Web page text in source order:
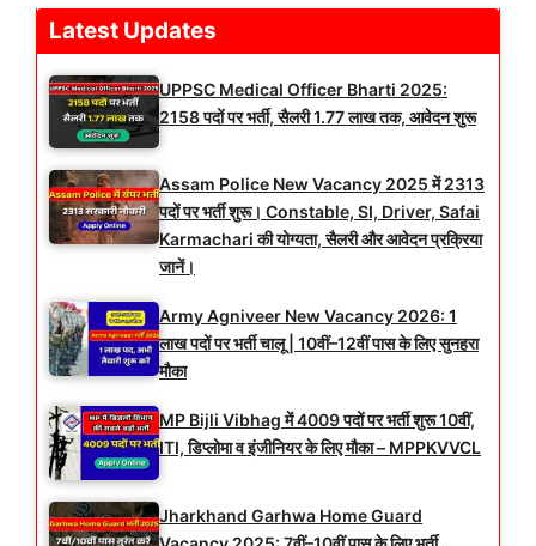
Latest Updates
UPPSC Medical Officer Bharti 2025:
2158 पदों पर भर्ती, सैलरी 1.77 लाख तक, आवेदन शुरू
Assam Police New Vacancy 2025 में 2313
पदों पर भर्ती शुरू। Constable, SI, Driver, Safai
Karmachari की योग्यता, सैलरी और आवेदन प्रक्रिया
जानें।
Army Agniveer New Vacancy 2026: 1
लाख पदों पर भर्ती चालू | 10वीं–12वीं पास के लिए सुनहरा
मौका
MP Bijli Vibhag में 4009 पदों पर भर्ती शुरू 10वीं,
ITI, डिप्लोमा व इंजीनियर के लिए मौका – MPPKVVCL
Jharkhand Garhwa Home Guard